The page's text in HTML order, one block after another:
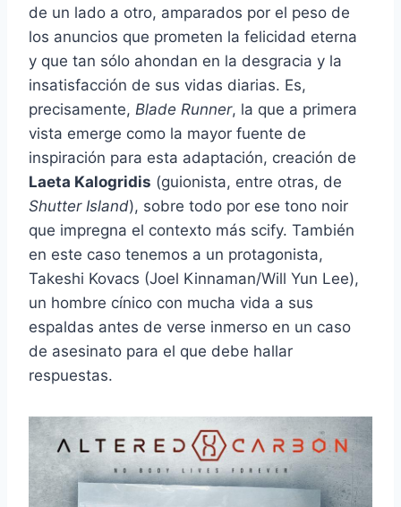
de un lado a otro, amparados por el peso de
los anuncios que prometen la felicidad eterna
y que tan sólo ahondan en la desgracia y la
insatisfacción de sus vidas diarias. Es,
precisamente, Blade Runner, la que a primera
vista emerge como la mayor fuente de
inspiración para esta adaptación, creación de
Laeta Kalogridis (guionista, entre otras, de
Shutter Island), sobre todo por ese tono noir
que impregna el contexto más scify. También
en este caso tenemos a un protagonista,
Takeshi Kovacs (Joel Kinnaman/Will Yun Lee),
un hombre cínico con mucha vida a sus
espaldas antes de verse inmerso en un caso
de asesinato para el que debe hallar
respuestas.